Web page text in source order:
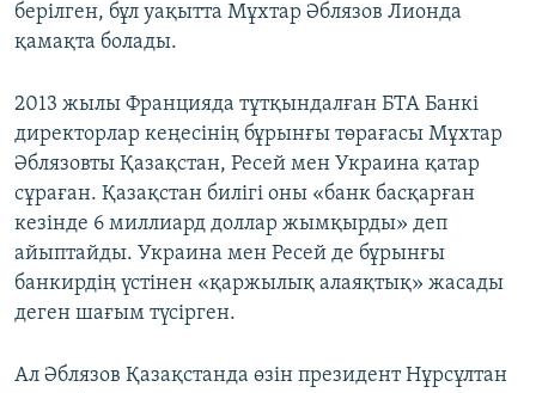
берілген, бұл уақытта Мұхтар Әблязов Лионда
қамақта болады.
2013 жылы Францияда тұтқындалған БТА Банкі
директорлар кеңесінің бұрынғы төрағасы Мұхтар
Әблязовты Қазақстан, Ресей мен Украина қатар
сұраған. Қазақстан билігі оны «банк басқарған
кезінде 6 миллиард доллар жымқырды» деп
айыптайды. Украина мен Ресей де бұрынғы
банкирдің үстінен «қаржылық алаяқтық» жасады
деген шағым түсірген.
Ал Әблязов Қазақстанда өзін президент Нұрсұлтан